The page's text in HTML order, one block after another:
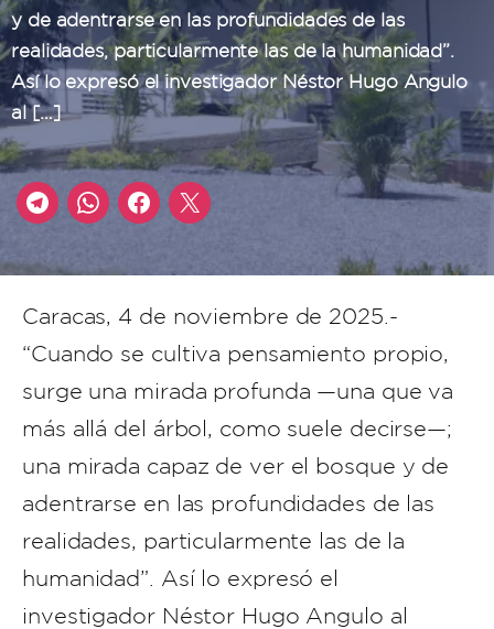
y de adentrarse en las profundidades de las
realidades, particularmente las de la humanidad”.
Así lo expresó el investigador Néstor Hugo Angulo
al […]
Caracas, 4 de noviembre de 2025.-
“Cuando se cultiva pensamiento propio,
surge una mirada profunda —una que va
más allá del árbol, como suele decirse—;
una mirada capaz de ver el bosque y de
adentrarse en las profundidades de las
realidades, particularmente las de la
humanidad”. Así lo expresó el
investigador Néstor Hugo Angulo al